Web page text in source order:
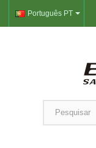
Português PT